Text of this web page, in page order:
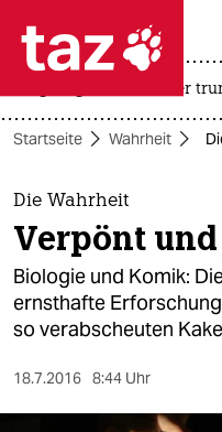
 taz
themen
politik
öko
usa unter
Startseite Wahrheit
Die Wahrheit
Verpönt
Biologie und Komik:
ernsthafte
so verabscheuten
18.7.2016 8:44 Uhr